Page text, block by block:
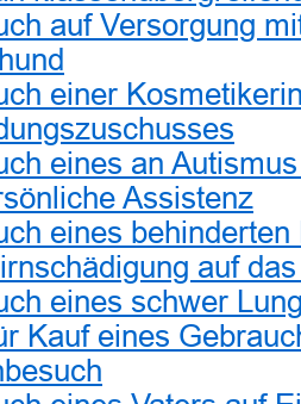
auf Versorgung
einer
eines an
Assistenz
eines
auf
eines schwer
Kauf eines